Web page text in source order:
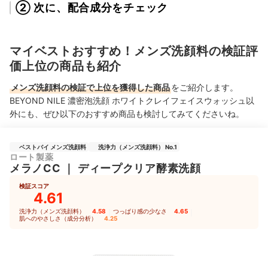
② 次に、配合成分をチェック
マイベストおすすめ！メンズ洗顔料の検証評
価上位の商品も紹介
メンズ洗顔料の検証で上位を獲得した商品をご紹介します。
BEYOND NILE 濃密泡洗顔 ホワイトクレイフェイスウォッシュ以
外にも、ぜひ以下のおすすめ商品も検討してみてくださいね。
ベストバイ メンズ洗顔料 洗浄力（メンズ洗顔料） No.1
ロート製薬
メラノCC ｜ ディープクリア酵素洗顔
検証スコア
4.61
洗浄力（メンズ洗顔料） 4.58 つっぱり感の少なさ 4.65
肌へのやさしさ（成分分析） 4.25